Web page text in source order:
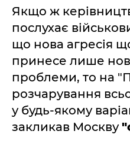
Якщо ж
послухає
що нова агресія
принесе лише
проблеми, то на
розчарування
у будь-якому
закликав Москву